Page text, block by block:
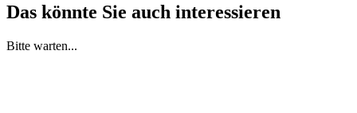
Das könnte Sie auch interessieren
Bitte warten...